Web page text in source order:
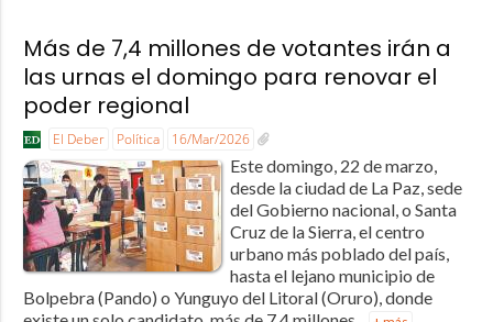
Más de 7,4 millones de votantes irán a
las urnas el domingo para renovar el
poder regional
El Deber Política 16/Mar/2026
Este domingo, 22 de marzo,
desde la ciudad de La Paz, sede
del Gobierno nacional, o Santa
Cruz de la Sierra, el centro
urbano más poblado del país,
hasta el lejano municipio de
Bolpebra (Pando) o Yunguyo del Litoral (Oruro), donde